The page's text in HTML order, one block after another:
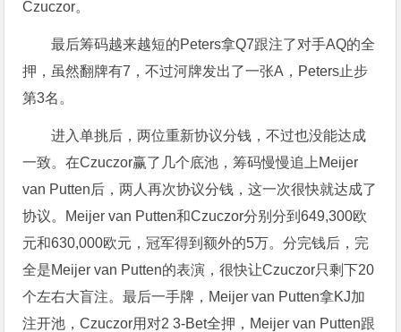
Czuczor。
最后筹码越来越短的Peters拿Q7跟注了对手AQ的全
押，虽然翻牌有7，不过河牌发出了一张A，Peters止步
第3名。
进入单挑后，两位重新协议分钱，不过也没能达成
一致。在Czuczor赢了几个底池，筹码慢慢追上Meijer
van Putten后，两人再次协议分钱，这一次很快就达成了
协议。Meijer van Putten和Czuczor分别分到649,300欧
元和630,000欧元，冠军得到额外的5万。分完钱后，完
全是Meijer van Putten的表演，很快让Czuczor只剩下20
个左右大盲注。最后一手牌，Meijer van Putten拿KJ加
注开池，Czuczor用对2 3-Bet全押，Meijer van Putten跟